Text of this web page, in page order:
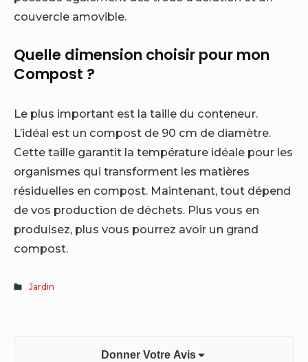
couvercle amovible.
Quelle dimension choisir pour mon
Compost ?
Le plus important est la taille du conteneur.
L’idéal est un compost de 90 cm de diamètre.
Cette taille garantit la température idéale pour les
organismes qui transforment les matières
résiduelles en compost. Maintenant, tout dépend
de vos production de déchets. Plus vous en
produisez, plus vous pourrez avoir un grand
compost.
Jardin
Donner Votre Avis